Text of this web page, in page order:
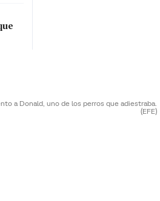
a Donald, uno de los perros que adiestraba.
(EFE)